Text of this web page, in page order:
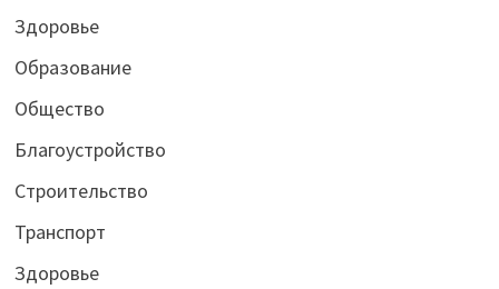
Здоровье
Образование
Общество
Благоустройство
Строительство
Транспорт
Здоровье